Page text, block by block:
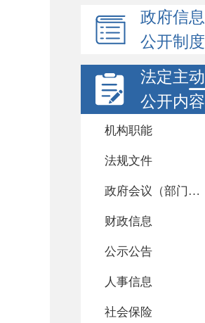
政府信息
公开制度
法定主动
公开内容
机构职能
法规文件
政府会议（部门会议）
财政信息
公示公告
人事信息
社会保险